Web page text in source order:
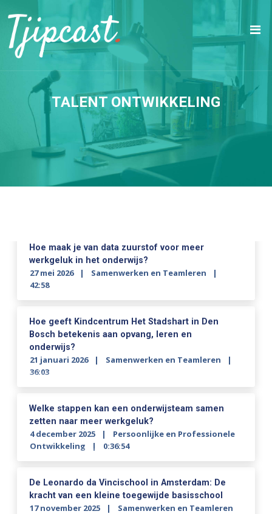
TALENT ONTWIKKELING
Hoe maak je van data zuurstof voor meer
werkgeluk in het onderwijs?
27 mei 2026
Samenwerken en Teamleren
42:58
Hoe geeft Kindcentrum Het Stadshart in Den
Bosch betekenis aan opvang, leren en
onderwijs?
21 januari 2026
Samenwerken en Teamleren
36:03
Welke stappen kan een onderwijsteam samen
zetten naar meer werkgeluk?
4 december 2025
Persoonlijke en Professionele
Ontwikkeling
0:36:54
De Leonardo da Vincischool in Amsterdam: De
kracht van een kleine toegewijde basisschool
17 november 2025
Samenwerken en Teamleren